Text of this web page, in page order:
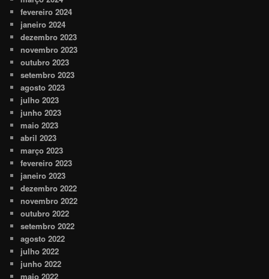
fevereiro 2024
janeiro 2024
dezembro 2023
novembro 2023
outubro 2023
setembro 2023
agosto 2023
julho 2023
junho 2023
maio 2023
abril 2023
março 2023
fevereiro 2023
janeiro 2023
dezembro 2022
novembro 2022
outubro 2022
setembro 2022
agosto 2022
julho 2022
junho 2022
maio 2022